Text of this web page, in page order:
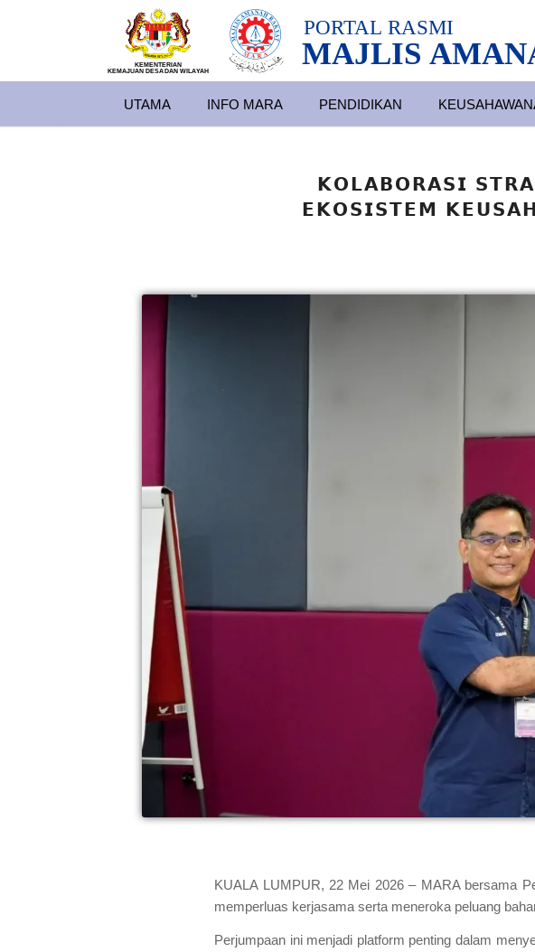
MAJLIS
PORTAL RASMI
KEMENTERIAN
KEMAJUAN DESA DAN WILA YAH
UTAMA INFO MARA PENDIDIKAN
𝗞𝗢𝗟𝗔𝗕𝗢𝗥𝗔𝗦𝗜
𝗘𝗞𝗢𝗦𝗜𝗦𝗧𝗘𝗠
KUALA LUMPUR, 22 Mei 2026 – MARA bersama
memperluas kerjasama serta meneroka peluang
Perjumpaan ini menjadi platform penting dalam